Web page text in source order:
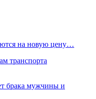
на новую цену…
транспорта
брака мужчины и